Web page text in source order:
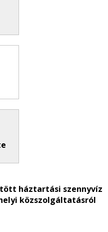
háztartási szennyvíz
közszolgáltatásról